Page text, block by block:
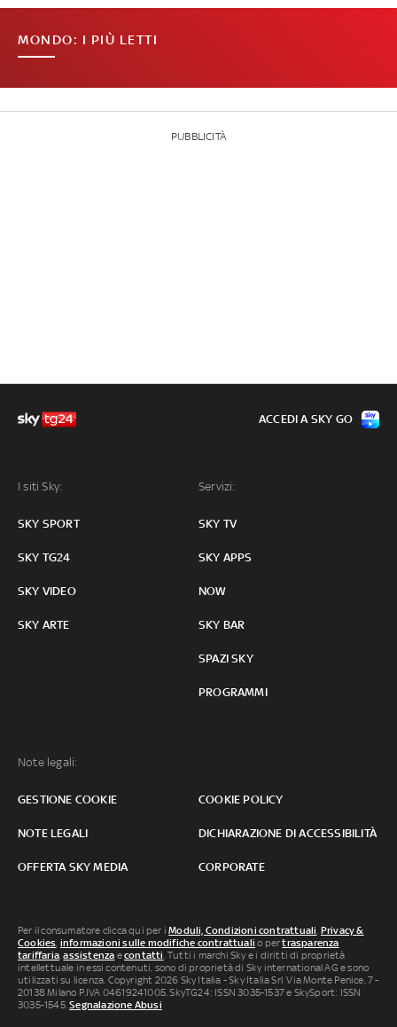
MONDO: I PIÙ LETTI
PUBBLICITÀ
I siti Sky:
SKY SPORT
SKY TG24
SKY VIDEO
SKY ARTE
Servizi:
SKY TV
SKY APPS
NOW
SKY BAR
SPAZI SKY
PROGRAMMI
Note legali:
GESTIONE COOKIE COOKIE POLICY
NOTE LEGALI DICHIARAZIONE DI ACCESSIBILITÀ
OFFERTA SKY MEDIA CORPORATE
ACCEDI A SKY GO
Per il consumatore clicca qui per iModuli, Condizioni contrattuali, Privacy &
Cookies, informazioni sulle modifiche contrattuali o pertrasparenza
tariffaria,assistenza econtatti. Tutti i marchi Sky e i diritti di proprietà
intellettuale in essi contenuti, sono di proprietà di Sky international AG e sono
utilizzati su licenza. Copyright 2026 Sky Italia - Sky Italia Srl Via Monte Penice, 7 -
20138 Milano P.IVA 04619241005. SkyTG24: ISSN 3035-1537 e SkySport: ISSN
3035-1545.Segnalazione Abusi